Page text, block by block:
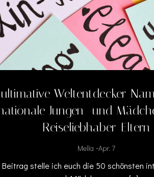
Weltentdecker-
Jungen- und
Reiseliebhaber-Eltern
Mella -Apr. 7
stelle ich euch die 50 schönsten